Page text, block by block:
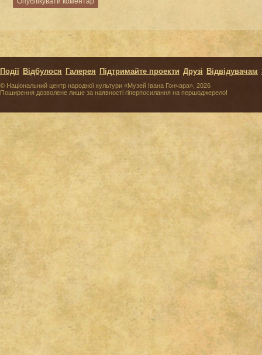
© Національний центр народної культури «Музей Івана Гончара», 2026
Поширення дозволене лише за наявності гіперпосилання на першоджерело!
Події Відбулося Галерея Підтримайте проекти Друзі Відвідувачам